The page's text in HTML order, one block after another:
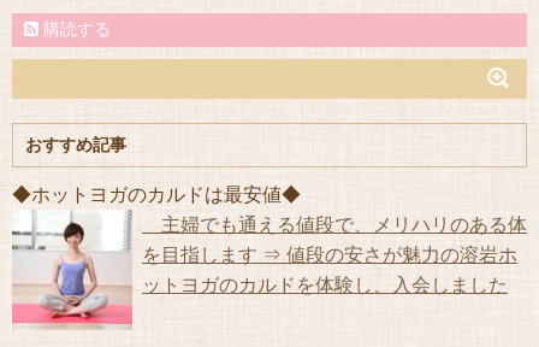
購読する
おすすめ記事
◆ホットヨガのカルドは最安値◆
主婦でも通える値段で、メリハリのある体
を目指します ⇒ 値段の安さが魅力の溶岩ホ
ットヨガのカルドを体験し、入会しました